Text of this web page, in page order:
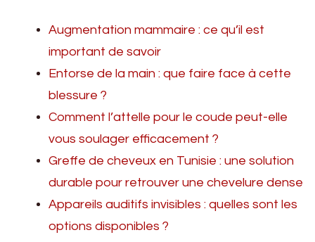
Augmentation mammaire : ce qu’il est
important de savoir
Entorse de la main : que faire face à cette
blessure ?
Comment l’attelle pour le coude peut-elle
vous soulager efficacement ?
Greffe de cheveux en Tunisie : une solution
durable pour retrouver une chevelure dense
Appareils auditifs invisibles : quelles sont les
options disponibles ?